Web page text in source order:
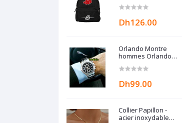
- Cartable Anime
Dh126.00
Orlando Montre
hommes Orlando
Z34T765AZ324 By
Dh99.00
Collier Papillon -
acier inoxydable